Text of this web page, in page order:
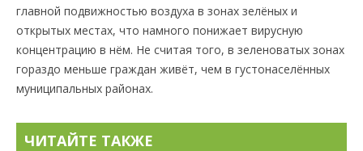
главной подвижностью воздуха в зонах зелёных и
открытых местах, что намного понижает вирусную
концентрацию в нём. Не считая того, в зеленоватых зонах
гораздо меньше граждан живёт, чем в густонаселённых
муниципальных районах.
ЧИТАЙТЕ ТАКЖЕ